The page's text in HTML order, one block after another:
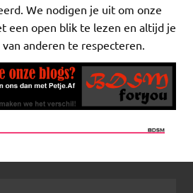
We nodigen je uit om onze
een open blik te lezen en altijd je
anderen te respecteren.